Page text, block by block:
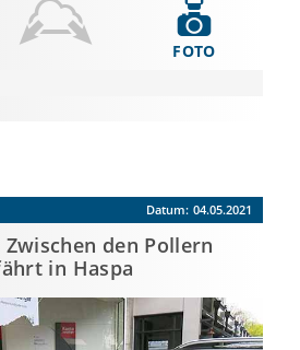
FOTO
Datum: 04.05.2021
den Pollern
in Haspa